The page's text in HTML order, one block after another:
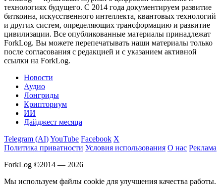
технологиях будущего. С 2014 года документируем развитие
биткоина, искусственного интеллекта, квантовых технологий
и других систем, определяющих трансформацию и развитие
цивилизации. Все опубликованные материалы принадлежат
ForkLog. Вы можете перепечатывать наши материалы только
после согласования с редакцией и с указанием активной
ссылки на ForkLog.
Новости
Аудио
Лонгриды
Крипториум
ИИ
Дайджест месяца
Telegram (AI)YouTube Facebook X
Политика приватности Условия использования О нас Реклама
ForkLog ©2014 — 2026
Мы используем файлы cookie для улучшения качества работы.